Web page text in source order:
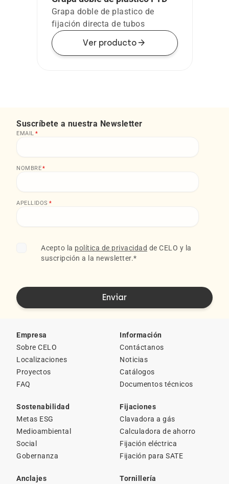
Grapa doble de plastico de
fijación directa de tubos
Ver productoarrow_forward
Suscríbete a nuestra Newsletter
EMAIL *
NOMBRE*
APELLIDOS *
Acepto la política de privacidad de CELO y la
suscripción a la newsletter.*
Empresa
Sobre CELO
Localizaciones
Proyectos
FAQ
Información
Contáctanos
Noticias
Catálogos
Documentos técnicos
Sostenabilidad
Metas ESG
Medioambiental
Social
Gobernanza
Fijaciones
Clavadora a gás
Calculadora de ahorro
Fijación eléctrica
Fijación para SATE
Anclajes Tornillería